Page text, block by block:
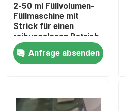
Werksbesichtigung
Qualitätskontrolle
2-50 ml Füllvolumen-
Füllmaschine mit
Strick für einen
reibungslosen Betrieb
Anfrage absenden